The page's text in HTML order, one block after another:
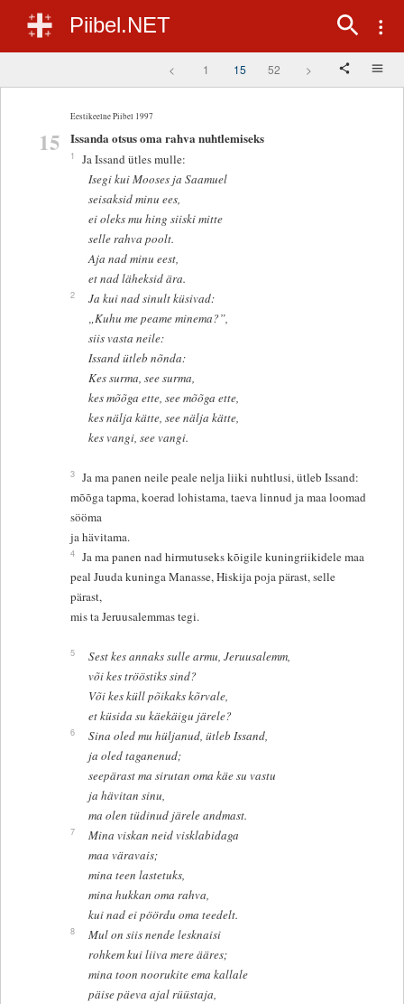
Piibel.NET
< 1 15 52 >
Eestikeelne Piibel 1997
15 Issanda otsus oma rahva nuhtlemiseks
1
Ja Issand ütles mulle:
Isegi kui Mooses ja Saamuel
seisaksid minu ees,
ei oleks mu hing siiski mitte
selle rahva poolt.
Aja nad minu eest,
et nad läheksid ära.
2
Ja kui nad sinult küsivad:
„Kuhu me peame minema?”,
siis vasta neile:
Issand ütleb nõnda:
Kes surma, see surma,
kes mõõga ette, see mõõga ette,
kes nälja kätte, see nälja kätte,
kes vangi, see vangi.
3 Ja ma panen neile peale nelja liiki nuhtlusi, ütleb Issand:
mõõga tapma, koerad lohistama, taeva linnud ja maa loomad
sööma
ja hävitama.
4 Ja ma panen nad hirmutuseks kõigile kuningriikidele maa
peal Juuda kuninga Manasse, Hiskija poja pärast, selle
pärast,
mis ta Jeruusalemmas tegi.
5
Sest kes annaks sulle armu, Jeruusalemm,
või kes trööstiks sind?
Või kes küll põikaks kõrvale,
et küsida su käekäigu järele?
6
Sina oled mu hüljanud, ütleb Issand,
ja oled taganenud;
seepärast ma sirutan oma käe su vastu
ja hävitan sinu,
ma olen tüdinud järele andmast.
7
Mina viskan neid visklabidaga
maa väravais;
mina teen lastetuks,
mina hukkan oma rahva,
kui nad ei pöördu oma teedelt.
8
Mul on siis nende lesknaisi
rohkem kui liiva mere ääres;
mina toon noorukite ema kallale
päise päeva ajal rüüstaja,